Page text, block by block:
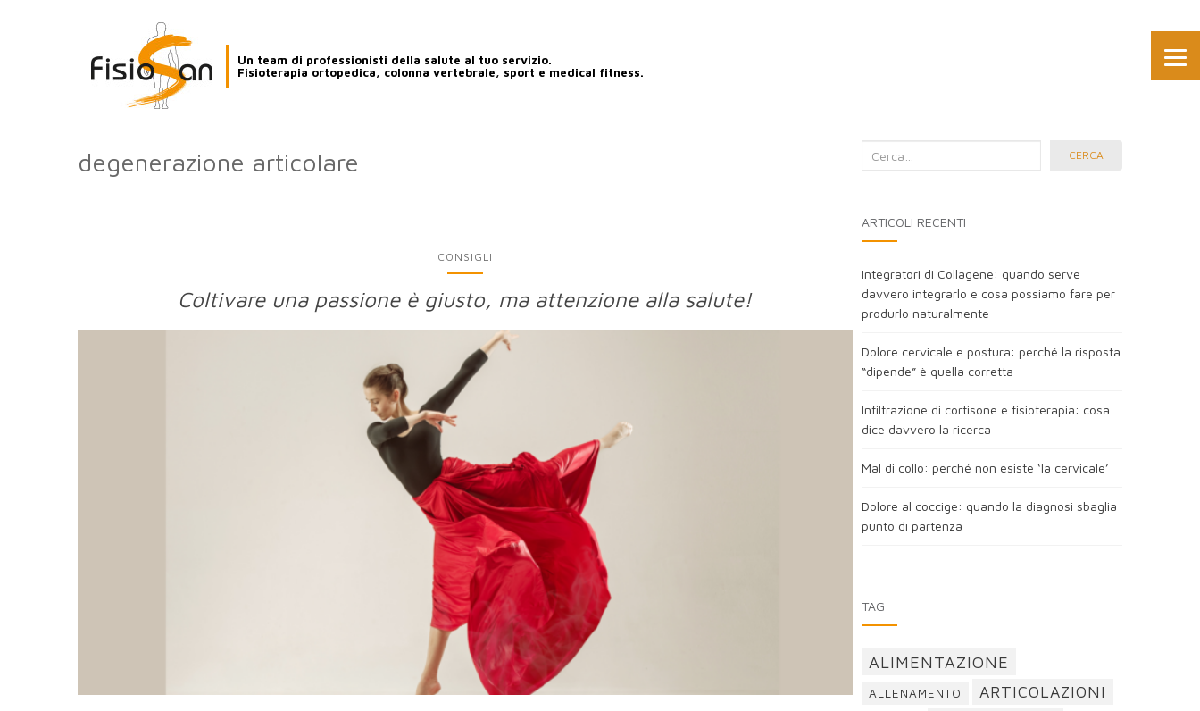
Un team di professionisti della salute al tuo servizio.
Fisioterapia ortopedica, colonna vertebrale, sport e medical fitness.
degenerazione articolare
CONSIGLI
Coltivare una passione è giusto, ma attenzione alla salute!
Cerca
CERCA
ARTICOLI RECENTI
Integratori di Collagene: quando serve
davvero integrarlo e cosa possiamo fare per
produrlo naturalmente
Dolore cervicale e postura: perché la risposta
“dipende” è quella corretta
Infiltrazione di cortisone e fisioterapia: cosa
dice davvero la ricerca
Mal di collo: perché non esiste ‘la cervicale’
Dolore al coccige: quando la diagnosi sbaglia
punto di partenza
TAG
ALIMENTAZIONE
ALLENAMENTO ARTICOLAZIONI